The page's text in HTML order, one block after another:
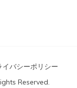
イバシーポリシー
Reserved.